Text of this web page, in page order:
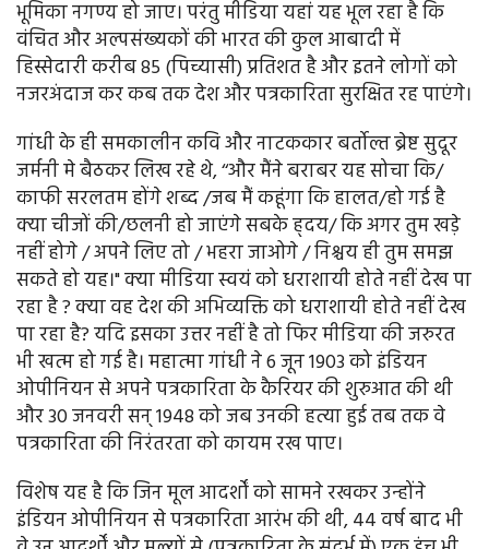
भूमिका नगण्य हो जाए। परंतु मीडिया यहां यह भूल रहा है कि
वंचित और अल्पसंख्यकों की भारत की कुल आबादी में
हिस्सेदारी करीब 85 (पिच्यासी) प्रतिशत है और इतने लोगों को
नजरअंदाज कर कब तक देश और पत्रकारिता सुरक्षित रह पाएंगे।
गांधी के ही समकालीन कवि और नाटककार बर्तोल्त ब्रेष्ट सुदूर
जर्मनी मे बैठकर लिख रहे थे, ‘‘और मैंने बराबर यह सोचा कि/
काफी सरलतम होंगे शब्द /जब मैं कहूंगा कि हालत/हो गई है
क्या चीजों की/छलनी हो जाएंगे सबके ह्दय/ कि अगर तुम खड़े
नहीं होगे / अपने लिए तो / भहरा जाओगे / निश्चय ही तुम समझ
सकते हो यह।" क्या मीडिया स्वयं को धराशायी होते नहीं देख पा
रहा है ? क्या वह देश की अभिव्यक्ति को धराशायी होते नहीं देख
पा रहा है? यदि इसका उत्तर नहीं है तो फिर मीडिया की जरुरत
भी खत्म हो गई है। महात्मा गांधी ने 6 जून 1903 को इंडियन
ओपीनियन से अपने पत्रकारिता के कैरियर की शुरुआत की थी
और 30 जनवरी सन् 1948 को जब उनकी हत्या हुई तब तक वे
पत्रकारिता की निरंतरता को कायम रख पाए।
विशेष यह है कि जिन मूल आदर्शों को सामने रखकर उन्होंने
इंडियन ओपीनियन से पत्रकारिता आरंभ की थी, 44 वर्ष बाद भी